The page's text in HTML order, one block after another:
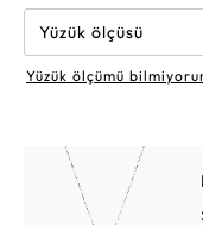
Yüzük ölçüsü
Yüzük ölçümü